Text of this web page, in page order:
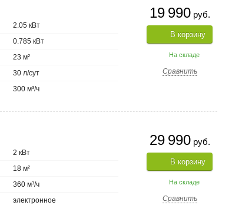
19 990руб.
В корзину
На складе
Сравнить
2.05 кВт
0.785 кВт
23 м²
30 л/сут
300 м³/ч
29 990руб.
В корзину
На складе
Сравнить
2 кВт
18 м²
360 м³/ч
электронное